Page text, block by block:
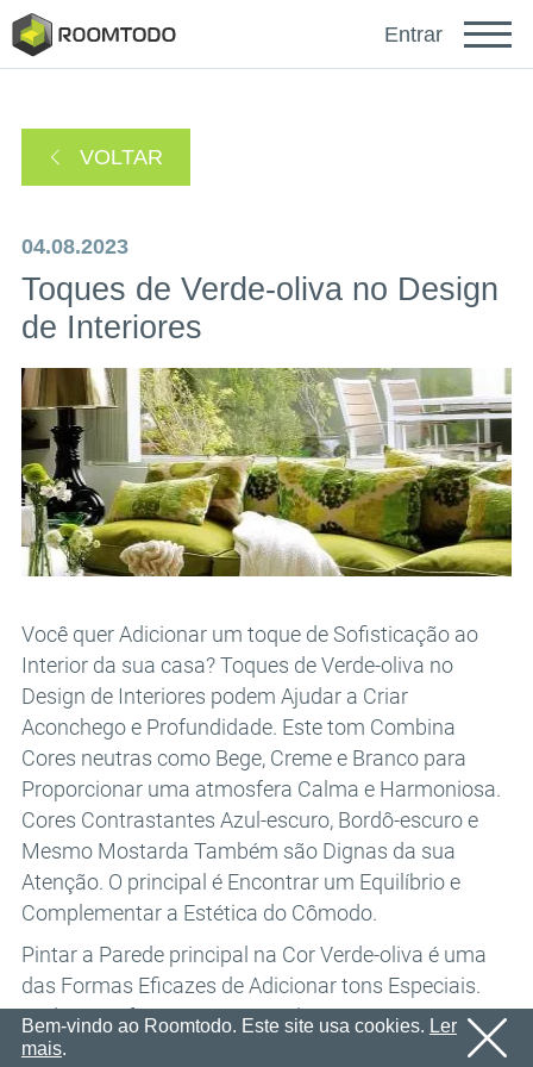
Faça login para obter ajuda
ou
E-mail
Senha
OK
Cadastro Lembrar senha
Obrigado por se registrar
Enviaremos um e-mail com um link de confirmação em
OK
Um link de recuperação de senha foi enviado para
seu e-mail.
OK
Entrar
VOLTAR
04.08.2023
Toques de Verde-oliva no Design
de Interiores
Você quer Adicionar um toque de Sofisticação ao
Interior da sua casa? Toques de Verde-oliva no
Design de Interiores podem Ajudar a Criar
Aconchego e Profundidade. Este tom Combina
Cores neutras como Bege, Creme e Branco para
Proporcionar uma atmosfera Calma e Harmoniosa.
Cores Contrastantes Azul-escuro, Bordô-escuro e
Mesmo Mostarda Também são Dignas da sua
Atenção. O principal é Encontrar um Equilíbrio e
Complementar a Estética do Cômodo.
Pintar a Parede principal na Cor Verde-oliva é uma
das Formas Eficazes de Adicionar tons Especiais.
Pode Transformar um Cômodo ao Tornar-se o
Ponto Focal que Define o tom de todo o Design. Se
Bem-vindo ao Roomtodo. Este site usa cookies. Ler
mais.